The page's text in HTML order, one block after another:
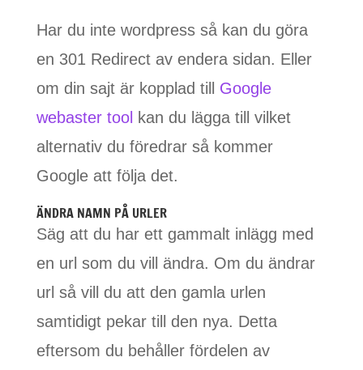
Har du inte wordpress så kan du göra
en 301 Redirect av endera sidan. Eller
om din sajt är kopplad till Google
webaster tool kan du lägga till vilket
alternativ du föredrar så kommer
Google att följa det.
ÄNDRA NAMN PÅ URLER
Säg att du har ett gammalt inlägg med
en url som du vill ändra. Om du ändrar
url så vill du att den gamla urlen
samtidigt pekar till den nya. Detta
eftersom du behåller fördelen av